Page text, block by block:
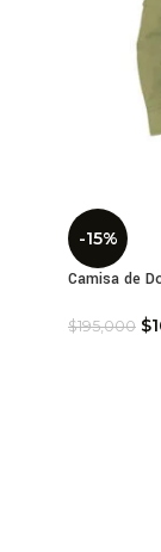
-15%
Camisa de
$195,000 $